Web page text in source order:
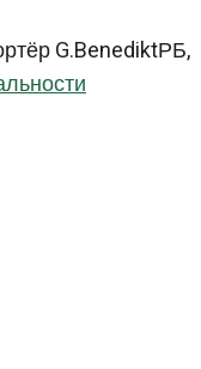
G.BenediktРБ,